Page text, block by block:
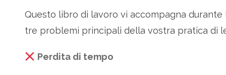
Questo libro di lavoro vi accompagna
tre problemi principali della vostra pratica di
Perdita di tempo